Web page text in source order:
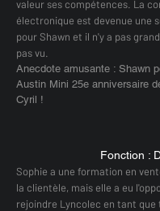
valeur ses compétences. La
électronique est devenue une
pour Shawn et il n'y a pas
pas vu.
Anecdote amusante : Shawn
Austin Mini 25e anniversaire
Cyril !
Fonction :
Sophie a une formation en
la clientèle, mais elle a eu
rejoindre Lyncolec en tant que